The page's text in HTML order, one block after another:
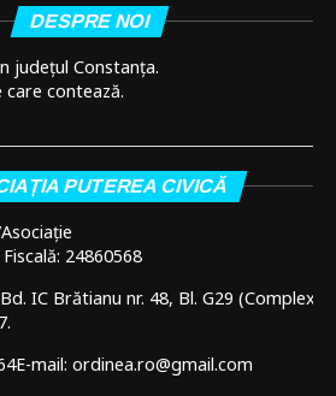
DESPRE NOI
județul Constanța.
care contează.
PUTEREA CIVICĂ
24860568
IC Brătianu nr. 48, Bl. G29 (Complex
E-mail: ordinea.ro@gmail.com